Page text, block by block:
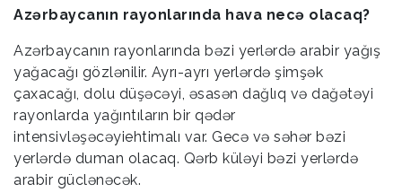
Azərbaycanın rayonlarında hava necə olacaq?
Azərbaycanın rayonlarında bəzi yerlərdə arabir yağış
yağacağı gözlənilir. Ayrı-ayrı yerlərdə şimşək
çaxacağı, dolu düşəcəyi, əsasən dağlıq və dağətəyi
rayonlarda yağıntıların bir qədər
intensivləşəcəyiehtimalı var. Gecə və səhər bəzi
yerlərdə duman olacaq. Qərb küləyi bəzi yerlərdə
arabir güclənəcək.